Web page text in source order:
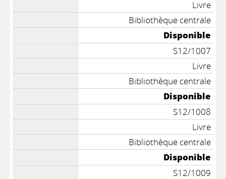
Livre
Bibliothèque centrale
Disponible
S12/1007
Livre
Bibliothèque centrale
Disponible
S12/1008
Livre
Bibliothèque centrale
Disponible
S12/1009